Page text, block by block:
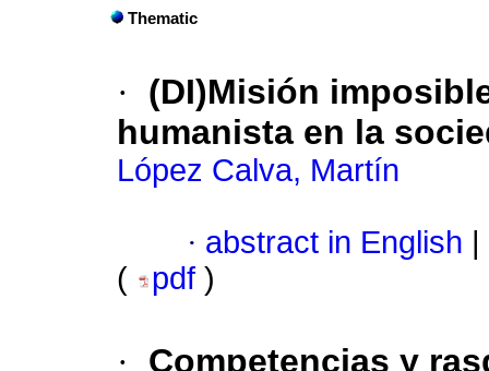
Thematic
·
(DI)Misión
humanista en la
López Calva, Martín
· abstract in English
(
pdf )
·
Competencias y